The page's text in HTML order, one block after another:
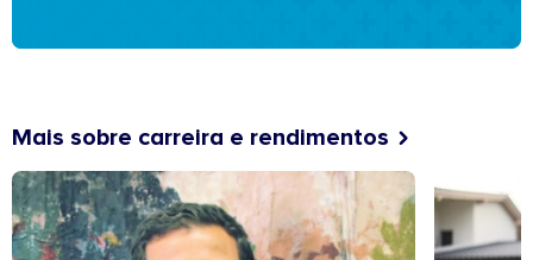
Mais sobre carreira e rendimentos